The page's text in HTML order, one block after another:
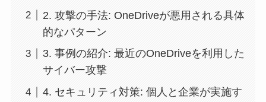
2. 攻撃の手法: OneDriveが悪用される具体
的なパターン
3. 事例の紹介: 最近のOneDriveを利用した
サイバー攻撃
4. セキュリティ対策: 個人と企業が実施す